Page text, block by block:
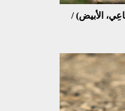
الأبيض) /